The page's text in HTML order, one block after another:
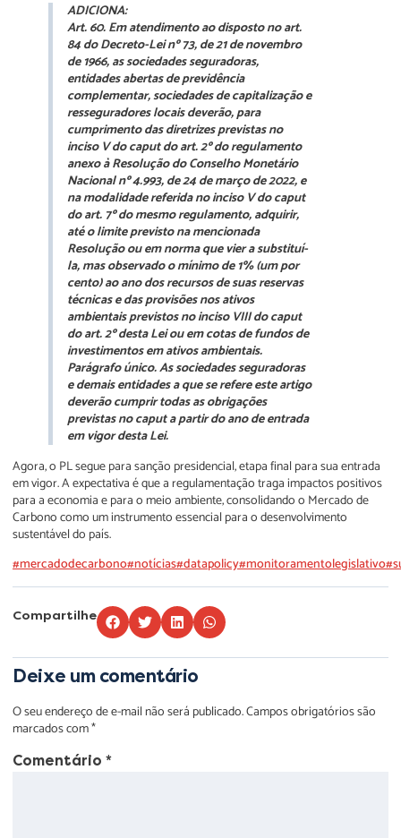
ADICIONA:
Art. 60. Em atendimento ao disposto no art.
84 do Decreto-Lei nº 73, de 21 de novembro
de 1966, as sociedades seguradoras,
entidades abertas de previdência
complementar, sociedades de capitalização e
resseguradores locais deverão, para
cumprimento das diretrizes previstas no
inciso V do caput do art. 2º do regulamento
anexo à Resolução do Conselho Monetário
Nacional nº 4.993, de 24 de março de 2022, e
na modalidade referida no inciso V do caput
do art. 7º do mesmo regulamento, adquirir,
até o limite previsto na mencionada
Resolução ou em norma que vier a substituí-
la, mas observado o mínimo de 1% (um por
cento) ao ano dos recursos de suas reservas
técnicas e das provisões nos ativos
ambientais previstos no inciso VIII do caput
do art. 2º desta Lei ou em cotas de fundos de
investimentos em ativos ambientais.
Parágrafo único. As sociedades seguradoras
e demais entidades a que se refere este artigo
deverão cumprir todas as obrigações
previstas no caput a partir do ano de entrada
em vigor desta Lei.
Agora, o PL segue para sanção presidencial, etapa final para sua entrada
em vigor. A expectativa é que a regulamentação traga impactos positivos
para a economia e para o meio ambiente, consolidando o Mercado de
Carbono como um instrumento essencial para o desenvolvimento
sustentável do país.
#mercadodecarbono#notícias#datapolicy#monitoramentolegislativo
Compartilhe
Deixe um comentário
O seu endereço de e-mail não será publicado.Campos obrigatórios são
marcados com*
Comentário *